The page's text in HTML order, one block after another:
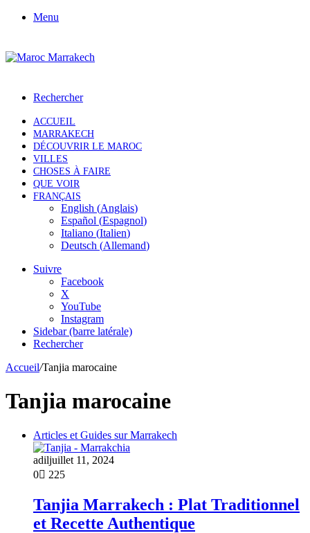
Menu
Rechercher
ACCUEIL
MARRAKECH
DÉCOUVRIR LE MAROC
VILLES
CHOSES À FAIRE
QUE VOIR
FRANÇAIS
English (Anglais)
Español (Espagnol)
Italiano (Italien)
Deutsch (Allemand)
Suivre
Facebook
X
YouTube
Instagram
Sidebar (barre latérale)
Rechercher
Accueil/Tanjia marocaine
Tanjia marocaine
Articles et Guides sur Marrakech
adiljuillet 11, 2024
0
225
Tanjia Marrakech : Plat Traditionnel
et Recette Authentique